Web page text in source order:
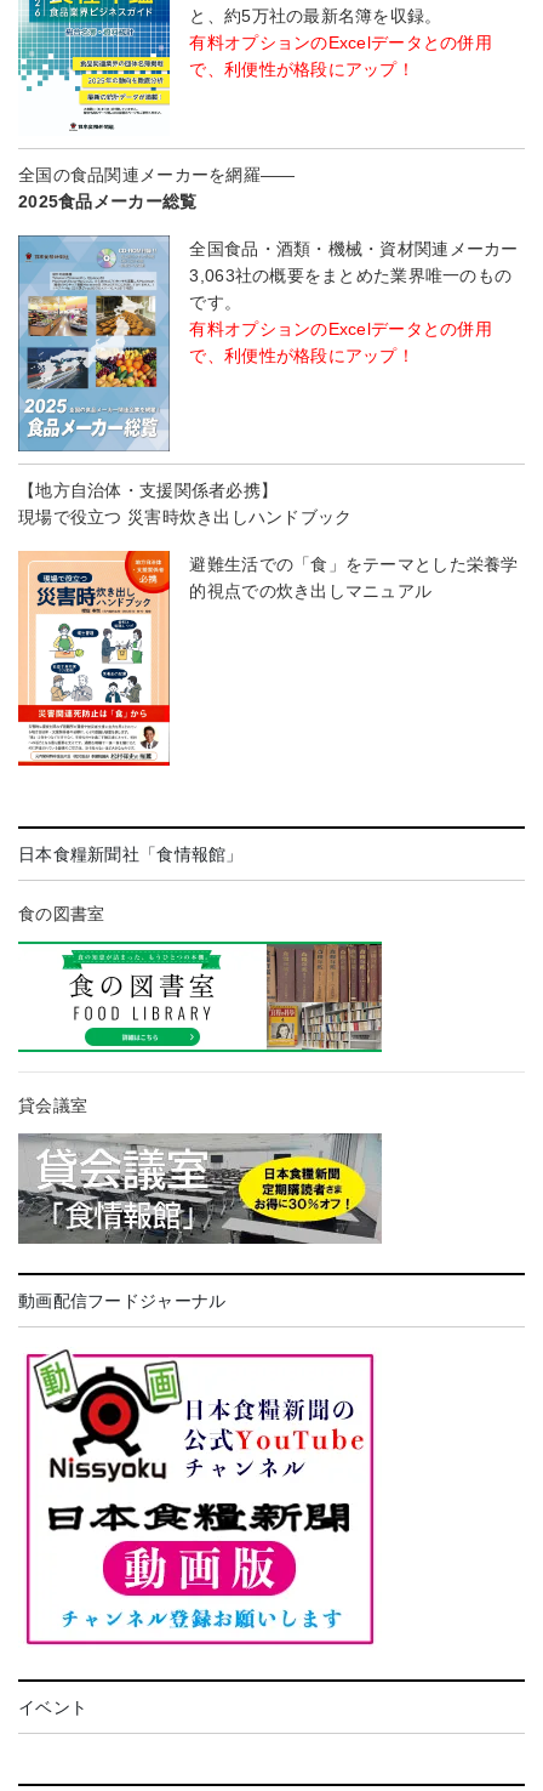
と、約5万社の最新名簿を収録。
有料オプションのExcelデータとの併用
で、利便性が格段にアップ！
全国の食品関連メーカーを網羅――
2025食品メーカー総覧
全国食品・酒類・機械・資材関連メーカー
3,063社の概要をまとめた業界唯一のもの
です。
有料オプションのExcelデータとの併用
で、利便性が格段にアップ！
【地方自治体・支援関係者必携】
現場で役立つ 災害時炊き出しハンドブック
避難生活での「食」をテーマとした栄養学
的視点での炊き出しマニュアル
日本食糧新聞社「食情報館」
食の図書室
貸会議室
動画配信フードジャーナル
イベント